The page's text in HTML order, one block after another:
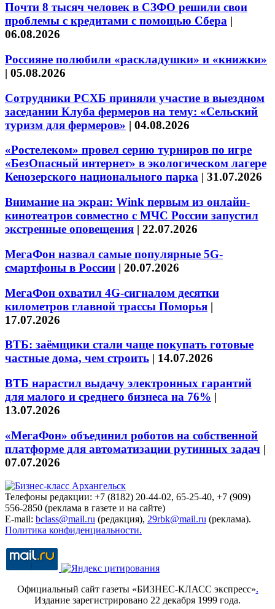
Почти 8 тысяч человек в СЗФО решили свои
проблемы с кредитами с помощью Сбера |
06.08.2026
Россияне полюбили «раскладушки» и «книжки»
| 05.08.2026
Сотрудники РСХБ приняли участие в выездном
заседании Клуба фермеров на тему: «Сельский
туризм для фермеров» | 04.08.2026
«Ростелеком» провел серию турниров по игре
«БезОпасный интернет» в экологическом лагере
Кенозерского национального парка | 31.07.2026
Внимание на экран: Wink первым из онлайн-
кинотеатров совместно с МЧС России запустил
экстренные оповещения | 22.07.2026
МегаФон назвал самые популярные 5G-
смартфоны в России | 20.07.2026
МегаФон охватил 4G-сигналом десятки
километров главной трассы Поморья |
17.07.2026
ВТБ: заёмщики стали чаще покупать готовые
частные дома, чем строить | 14.07.2026
ВТБ нарастил выдачу электронных гарантий
для малого и среднего бизнеса на 76% |
13.07.2026
«МегаФон» объединил роботов на собственной
платформе для автоматизации рутинных задач |
07.07.2026
Телефоны редакции: +7 (8182) 20-44-02, 65-25-40, +7 (909)
556-2850 (реклама в газете и на сайте)
E-mail: bclass@mail.ru (редакция), 29rbk@mail.ru (реклама).
Политика конфиденциальности.
Официальный сайт газеты «БИЗНЕС-КЛАСС экспресс».
Издание зарегистрировано 22 декабря 1999 года.